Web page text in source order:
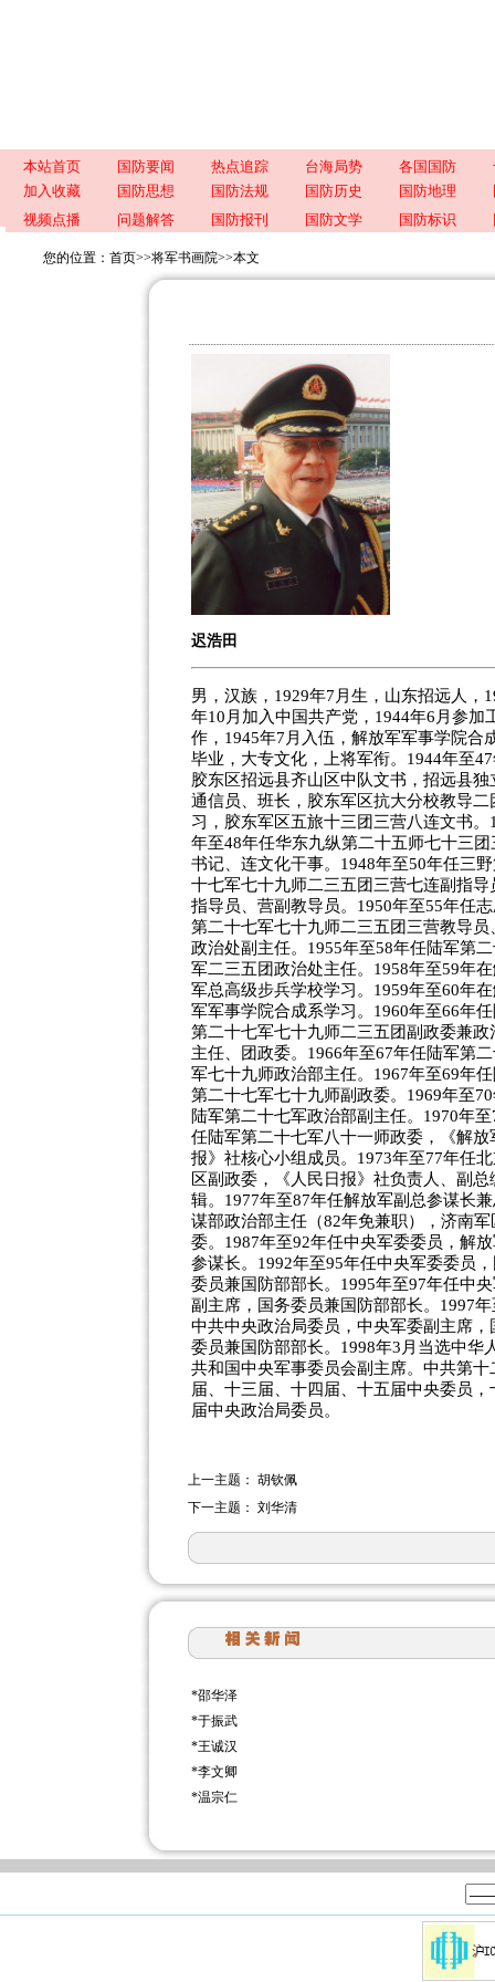
本站首页 国防要闻 热点追踪 台海局势 各国国防
加入收藏
国防思想 国防法规 国防历史 国防地理
视频点播
问题解答 国防报刊 国防文学 国防标识
您的位置： 首页>>将军书画院>>本文
迟浩田
男，汉族，1929年7月生，山东招远人，
年10月加入中国共产党，1944年6月参加
作，1945年7月入伍，解放军军事学院合
毕业，大专文化，上将军衔。1944年至
胶东区招远县齐山区中队文书，招远县独
通信员、班长，胶东军区抗大分校教导二
习，胶东军区五旅十三团三营八连文书。
年至48年任华东九纵第二十五师七十三团
书记、连文化干事。1948年至50年任三
十七军七十九师二三五团三营七连副指导
指导员、营副教导员。1950年至55年任
第二十七军七十九师二三五团三营教导员
政治处副主任。1955年至58年任陆军第
军二三五团政治处主任。1958年至59年
军总高级步兵学校学习。1959年至60年
军军事学院合成系学习。1960年至66年
第二十七军七十九师二三五团副政委兼政
主任、团政委。1966年至67年任陆军第
军七十九师政治部主任。1967年至69年
第二十七军七十九师副政委。1969年至
陆军第二十七军政治部副主任。1970年至
任陆军第二十七军八十一师政委，《解放
报》社核心小组成员。1973年至77年任
区副政委，《人民日报》社负责人、副总
辑。1977年至87年任解放军副总参谋长
谋部政治部主任（82年免兼职），济南军
委。1987年至92年任中央军委委员，解
参谋长。1992年至95年任中央军委委员
委员兼国防部部长。1995年至97年任中
副主席，国务委员兼国防部部长。1997
中共中央政治局委员，中央军委副主席，
委员兼国防部部长。1998年3月当选中华
共和国中央军事委员会副主席。中共第十
届、十三届、十四届、十五届中央委员，
届中央政治局委员。
上一主题： 胡钦佩
下一主题： 刘华清
*邵华泽
*于振武
*王诚汉
*李文卿
*温宗仁